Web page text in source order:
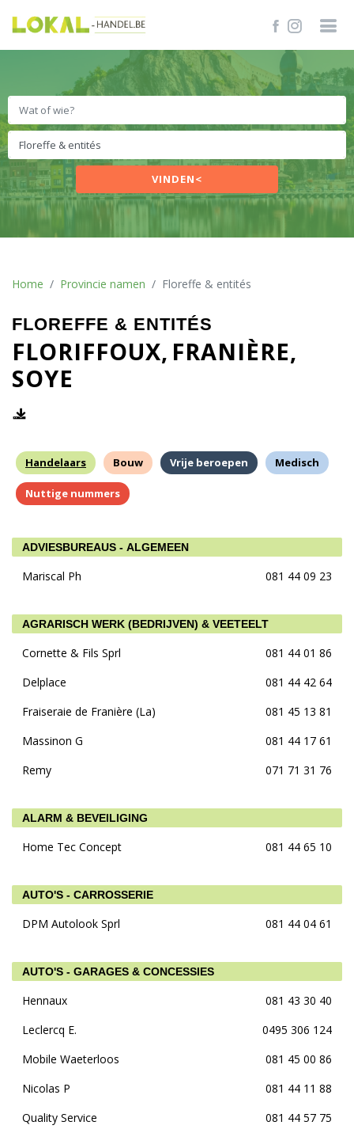
VINDEN<
Home Provincie namen Floreffe & entités
FLOREFFE & ENTITÉS
FLORIFFOUX FRANIÈRE
SOYE
Handelaars Bouw Vrije beroepen Medisch
Nuttige nummers
ADVIESBUREAUS - ALGEMEEN
Mariscal Ph 081 44 09 23
AGRARISCH WERK (BEDRIJVEN) & VEETEELT
Cornette & Fils Sprl
081 44 01 86
Delplace
081 44 42 64
Fraiseraie de Franière (La)
081 45 13 81
Massinon G
081 44 17 61
Remy
071 71 31 76
ALARM & BEVEILIGING
Home Tec Concept 081 44 65 10
AUTO'S - CARROSSERIE
DPM Autolook Sprl 081 44 04 61
AUTO'S - GARAGES & CONCESSIES
Hennaux
081 43 30 40
Leclercq E.
0495 306 124
Mobile Waeterloos
081 45 00 86
Nicolas P
081 44 11 88
Quality Service
081 44 57 75